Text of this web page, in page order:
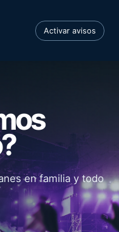
Activar avisos
en familia y todo